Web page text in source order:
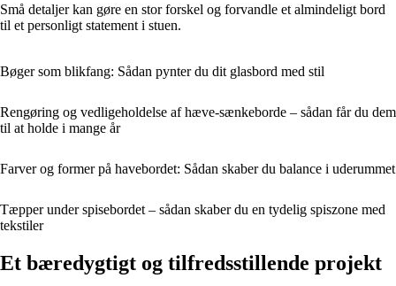
Små detaljer kan gøre en stor forskel og forvandle et almindeligt bord
til et personligt statement i stuen.
Bøger som blikfang: Sådan pynter du dit glasbord med stil
Rengøring og vedligeholdelse af hæve-sænkeborde – sådan får du dem
til at holde i mange år
Farver og former på havebordet: Sådan skaber du balance i uderummet
Tæpper under spisebordet – sådan skaber du en tydelig spiszone med
tekstiler
Et bæredygtigt og tilfredsstillende projekt